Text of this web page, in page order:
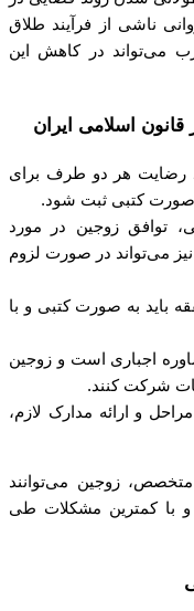
ناشی از فرآیند طلاق
می‌تواند در کاهش این
اسلامی ایران
رضایت هر دو طرف برای
صورت کتبی ثبت شود.
توافق زوجین در مورد
می‌تواند در صورت لزوم
باید به صورت کتبی و با
اجباری است و زوجین
شرکت کنند.
و ارائه مدارک لازم،
زوجین می‌توانند
و با کمترین مشکلات طی